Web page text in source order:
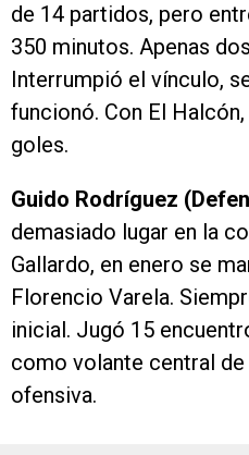
de 14 partidos, pero
350 minutos. Apenas
Interrumpió el vínculo,
funcionó. Con El
goles.
Guido Rodríguez
demasiado lugar en la
Gallardo, en enero se
Florencio Varela.
inicial. Jugó 15
como volante central
ofensiva.